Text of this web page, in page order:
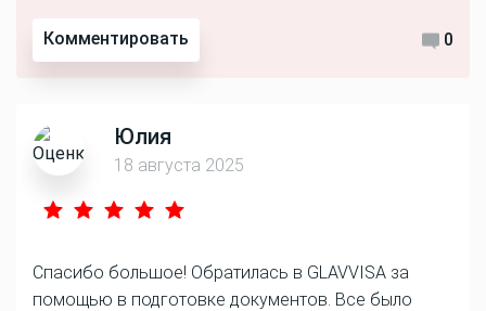
Комментировать 0
Юлия
18 августа 2025
Спасибо большое! Обратилась в GLAVVISA за
помощью в подготовке документов. Все было